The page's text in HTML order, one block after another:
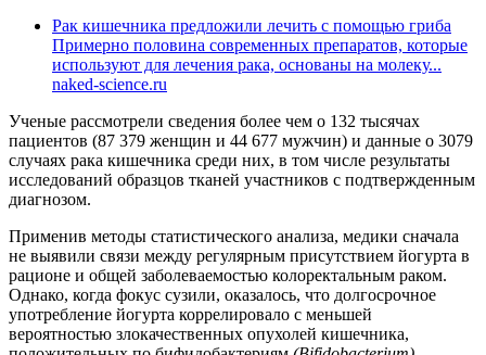
Рак кишечника предложили лечить с помощью гриба
Примерно половина современных препаратов, которые
используют для лечения рака, основаны на молеку...
naked-science.ru
Ученые рассмотрели сведения более чем о 132 тысячах
пациентов (87 379 женщин и 44 677 мужчин) и данные о 3079
случаях рака кишечника среди них, в том числе результаты
исследований образцов тканей участников с подтвержденным
диагнозом.
Применив методы статистического анализа, медики сначала
не выявили связи между регулярным присутствием йогурта в
рационе и общей заболеваемостью колоректальным раком.
Однако, когда фокус сузили, оказалось, что долгосрочное
употребление йогурта коррелировало с меньшей
вероятностью злокачественных опухолей кишечника,